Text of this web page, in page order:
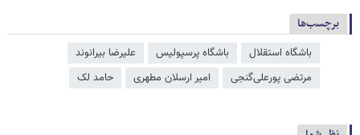
برچسب‌ها
باشگاه استقلال باشگاه پرسپولیس
علیرضا بیرانوند
مرتضی پورعلی‌گنجی
امیر ارسلان مطهری حامد لک